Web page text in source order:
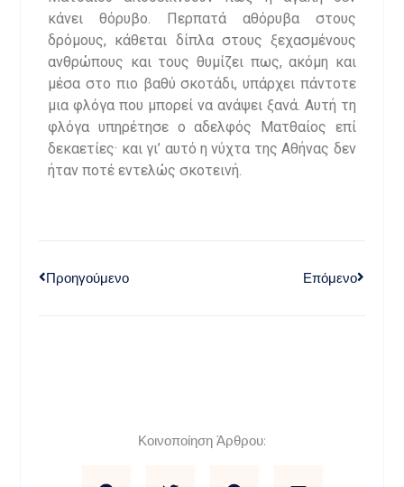
κάνει θόρυβο. Περπατά αθόρυβα στους
δρόμους, κάθεται δίπλα στους ξεχασμένους
ανθρώπους και τους θυμίζει πως, ακόμη και
μέσα στο πιο βαθύ σκοτάδι, υπάρχει πάντοτε
μια φλόγα που μπορεί να ανάψει ξανά. Αυτή τη
φλόγα υπηρέτησε ο αδελφός Ματθαίος επί
δεκαετίες· και γι’ αυτό η νύχτα της Αθήνας δεν
ήταν ποτέ εντελώς σκοτεινή.
Προηγούμενο Επόμενο
Κοινοποίηση Άρθρου: